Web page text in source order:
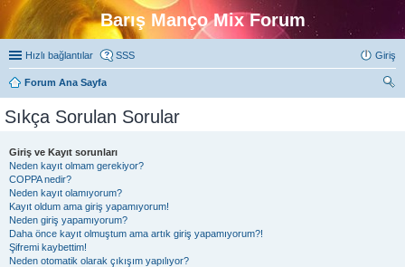
Barış Manço Mix Forum
Hızlı bağlantılar SSS Giriş
Forum Ana Sayfa
Sıkça Sorulan Sorular
Giriş ve Kayıt sorunları
Neden kayıt olmam gerekiyor?
COPPA nedir?
Neden kayıt olamıyorum?
Kayıt oldum ama giriş yapamıyorum!
Neden giriş yapamıyorum?
Daha önce kayıt olmuştum ama artık giriş yapamıyorum?!
Şifremi kaybettim!
Neden otomatik olarak çıkışım yapılıyor?